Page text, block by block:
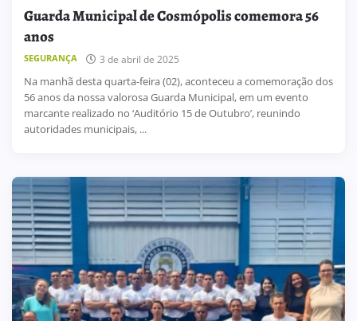
Guarda Municipal de Cosmópolis comemora 56
anos
SEGURANÇA 3 de abril de 2025
Na manhã desta quarta-feira (02), aconteceu a comemoração dos
56 anos da nossa valorosa Guarda Municipal, em um evento
marcante realizado no ‘Auditório 15 de Outubro’, reunindo
autoridades municipais, ...